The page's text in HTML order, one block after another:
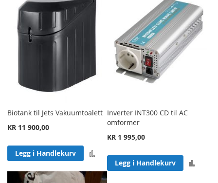
Biotank til Jets Vakuumtoalett
KR 11 900,00
Legg i Handlekurv
Inverter INT300 CD til AC
omformer
KR 1 995,00
Legg i Handlekurv